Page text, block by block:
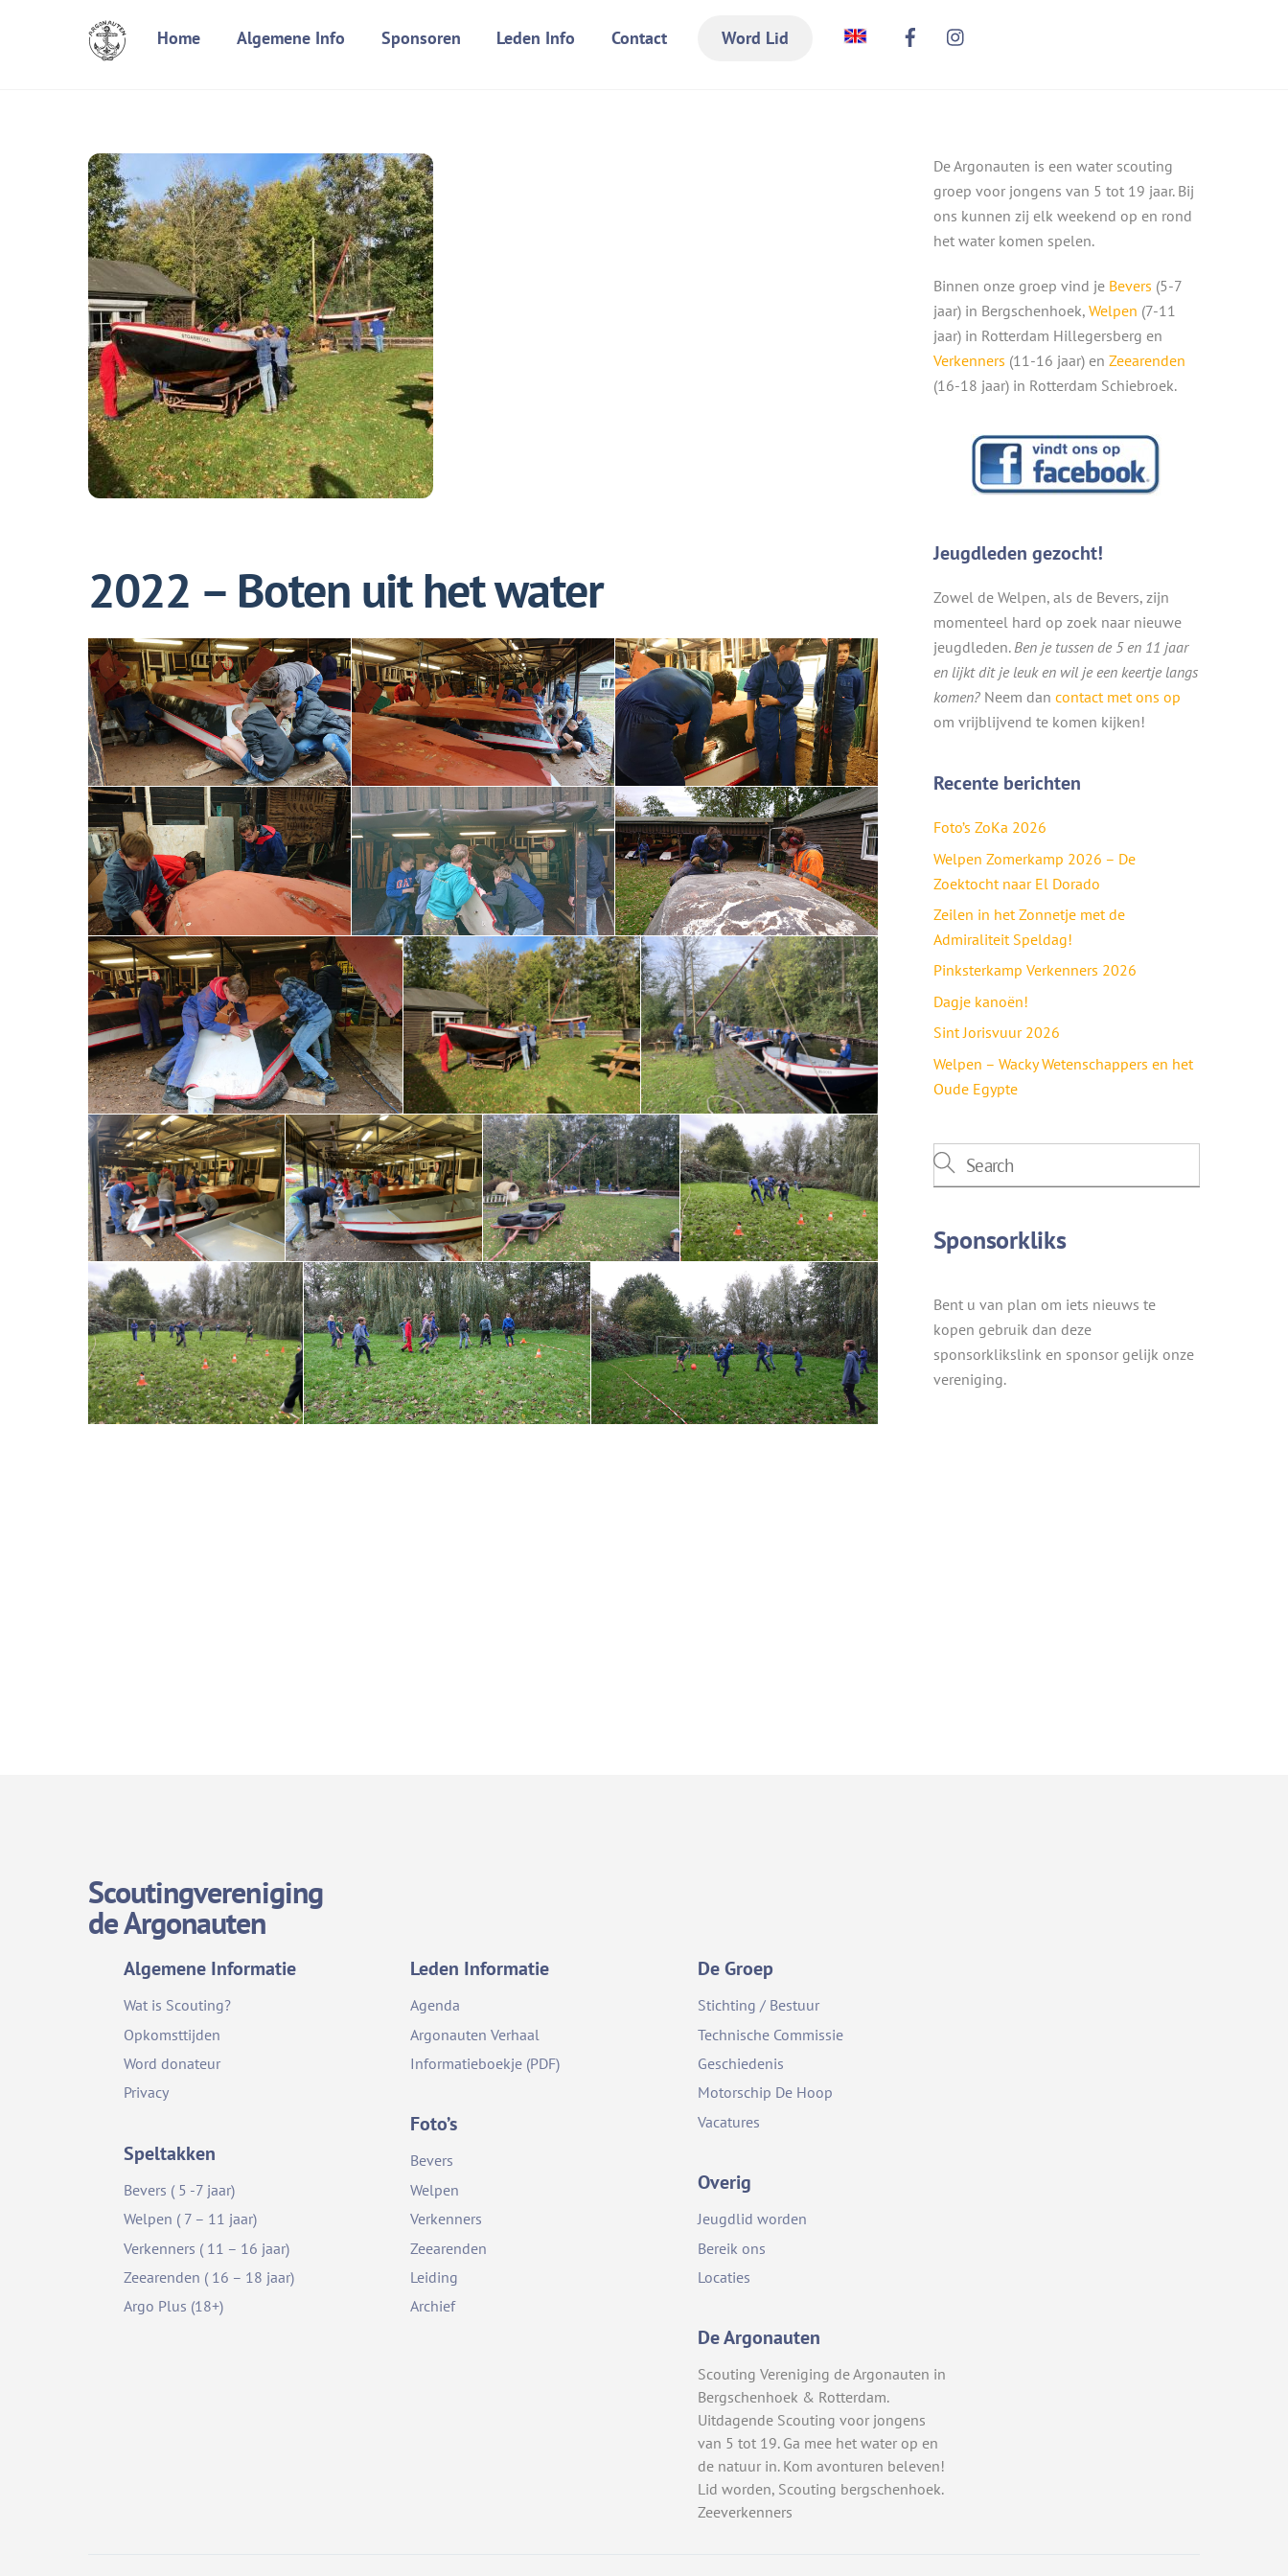
Home Algemene Info Sponsoren Leden Info Contact Word Lid
2022 – Boten uit het water
De Argonauten is een water scouting
groep voor jongens van 5 tot 19 jaar. Bij
ons kunnen zij elk weekend op en rond
het water komen spelen.
Binnen onze groep vind je Bevers (5-7
jaar) in Bergschenhoek, Welpen (7-11
jaar) in Rotterdam Hillegersberg en
Verkenners (11-16 jaar) en Zeearenden
(16-18 jaar) in Rotterdam Schiebroek.
Jeugdleden gezocht!
Zowel de Welpen, als de Bevers, zijn
momenteel hard op zoek naar nieuwe
jeugdleden. Ben je tussen de 5 en 11 jaar
en lijkt dit je leuk en wil je een keertje langs
komen?Neem dan contact met ons op
om vrijblijvend te komen kijken!
Recente berichten
Foto’s ZoKa 2026
Welpen Zomerkamp 2026 – De
Zoektocht naar El Dorado
Zeilen in het Zonnetje met de
Admiraliteit Speldag!
Pinksterkamp Verkenners 2026
Dagje kanoën!
Sint Jorisvuur 2026
Welpen – Wacky Wetenschappers en het
Oude Egypte
Sponsorkliks
Bent u van plan om iets nieuws te
kopen gebruik dan deze
sponsorklikslink en sponsor gelijk onze
vereniging.
Scoutingvereniging
de Argonauten
Algemene Informatie
Wat is Scouting?
Opkomsttijden
Word donateur
Privacy
Speltakken
Bevers ( 5 -7 jaar)
Welpen ( 7 – 11 jaar)
Verkenners ( 11 – 16 jaar)
Zeearenden ( 16 – 18 jaar)
Argo Plus (18+)
Leden Informatie
Agenda
Argonauten Verhaal
Informatieboekje (PDF)
Foto’s
Bevers
Welpen
Verkenners
Zeearenden
Leiding
Archief
De Groep
Stichting / Bestuur
Technische Commissie
Geschiedenis
Motorschip De Hoop
Vacatures
Overig
Jeugdlid worden
Bereik ons
Locaties
De Argonauten
Scouting Vereniging de Argonauten in
Bergschenhoek & Rotterdam.
Uitdagende Scouting voor jongens
van 5 tot 19. Ga mee het water op en
de natuur in. Kom avonturen beleven!
Lid worden, Scouting bergschenhoek.
Zeeverkenners